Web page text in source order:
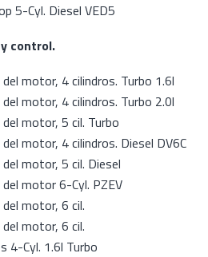
5-Cyl. Diesel VED5
control.
motor, 4 cilindros. Turbo 1.6l
motor, 4 cilindros. Turbo 2.0l
motor, 5 cil. Turbo
motor, 4 cilindros. Diesel DV6C
motor, 5 cil. Diesel
motor 6-Cyl. PZEV
motor, 6 cil.
motor, 6 cil.
4-Cyl. 1.6l Turbo